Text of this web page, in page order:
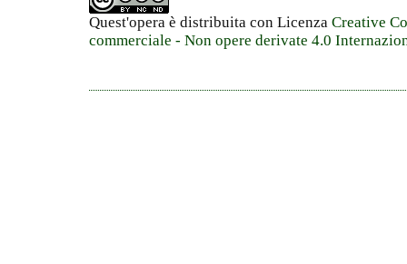
Quest'opera è distribuita con Licenza Creative
commerciale - Non opere derivate 4.0